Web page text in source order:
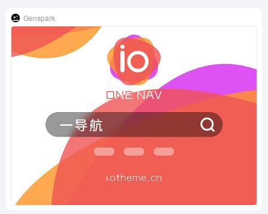
Genspark